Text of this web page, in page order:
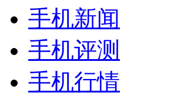
手机新闻
手机评测
手机行情